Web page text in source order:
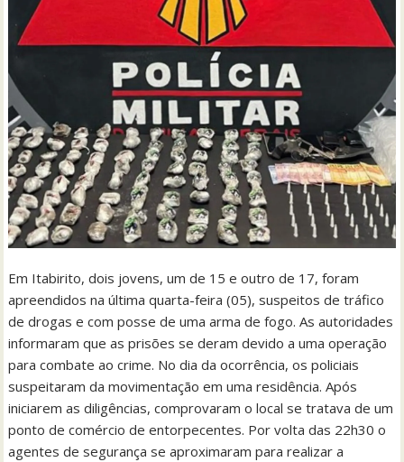
Em Itabirito, dois jovens, um de 15 e outro de 17, foram
apreendidos na última quarta-feira (05), suspeitos de tráfico
de drogas e com posse de uma arma de fogo. As autoridades
informaram que as prisões se deram devido a uma operação
para combate ao crime. No dia da ocorrência, os policiais
suspeitaram da movimentação em uma residência. Após
iniciarem as diligências, comprovaram o local se tratava de um
ponto de comércio de entorpecentes. Por volta das 22h30 o
agentes de segurança se aproximaram para realizar a